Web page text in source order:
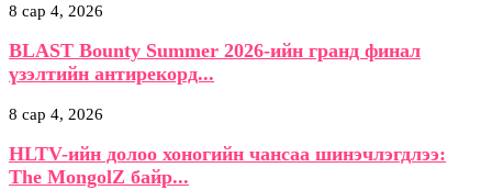
8 сар 4, 2026
BLAST Bounty Summer 2026-ийн гранд финал
үзэлтийн антирекорд...
8 сар 4, 2026
HLTV-ийн долоо хоногийн чансаа шинэчлэгдлээ:
The MongolZ байр...